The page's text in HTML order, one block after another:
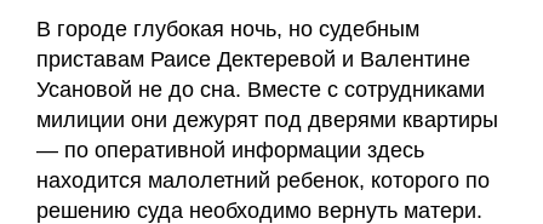
Карта
сайта
В городе глубокая ночь, но судебным
приставам Раисе Дектеревой и Валентине
Усановой не до сна. Вместе с сотрудниками
милиции они дежурят под дверями квартиры
— по оперативной информации здесь
находится малолетний ребенок, которого по
решению суда необходимо вернуть матери.